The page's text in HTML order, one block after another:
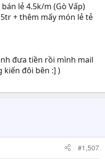
lẻ 4.5k/m (Gò Vấp)
+ thêm mấy món lẻ tẻ
đưa tiền rồi mình mail
kiến đôi bên :] )
#1,507